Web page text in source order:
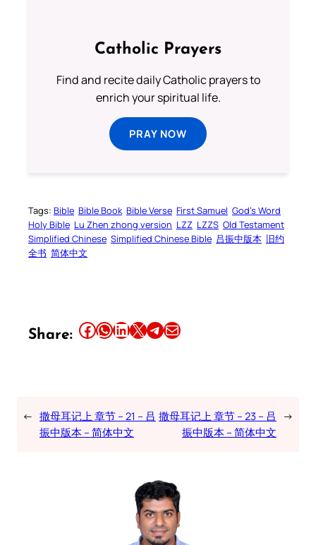
Catholic Prayers
Find and recite daily Catholic prayers to
enrich your spiritual life.
PRAY NOW
Tags: Bible Bible Book Bible Verse First Samuel God’s Word
Holy Bible Lu Zhen zhong version LZZ LZZS Old Testament
Simplified Chinese Simplified Chinese Bible 吕振中版本 旧约
全书 简体中文
Share: Share this article on Facebook Share this article on WhatsApp Share this article on LinkedIn Share this article on X Share this article on TelegramEmail this Article
← 撒母耳记上 章节 – 21 – 吕
振中版本 – 简体中文
撒母耳记上 章节 – 23 – 吕
振中版本 – 简体中文
→